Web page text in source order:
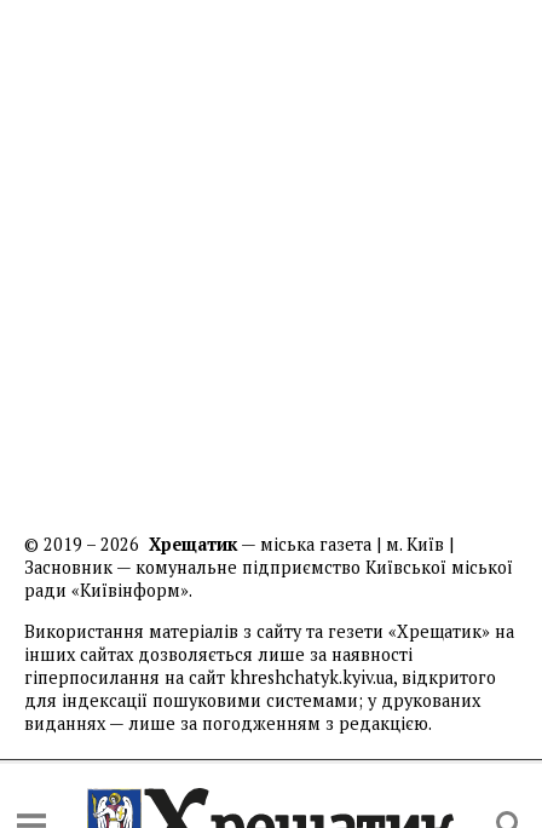
© 2019 – 2026 Хрещатик— міська газета | м. Київ |
Засновник — комунальне підприємство Київської міської
ради «Київінформ».
Використання матеріалів з сайту та гезети «Хрещатик» на
інших сайтах дозволяється лише за наявності
гіперпосилання на сайт khreshchatyk.kyiv.ua, відкритого
для індексації пошуковими системами; у друкованих
виданнях — лише за погодженням з редакцією.